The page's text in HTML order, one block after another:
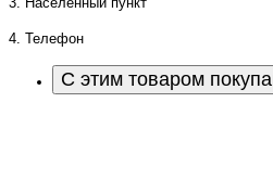
4. Телефон
С этим товаром